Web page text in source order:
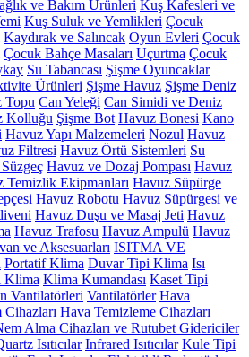
ve Bakım Ürünleri Kuş Kafesleri ve
Kuş Suluk ve Yemlikleri Çocuk
Kaydırak ve Salıncak Oyun Evleri Çocuk
Çocuk Bahçe Masaları Uçurtma Çocuk
Su Tabancası Şişme Oyuncaklar
Ürünleri Şişme Havuz Şişme Deniz
Topu Can Yeleği Can Simidi ve Deniz
Kolluğu Şişme Bot Havuz Bonesi Kano
Havuz Yapı Malzemeleri Nozul Havuz
Filtresi Havuz Örtü Sistemleri Su
Havuz ve Dozaj Pompası Havuz
Temizlik Ekipmanları Havuz Süpürge
Havuz Robotu Havuz Süpürgesi ve
Havuz Duşu ve Masaj Jeti Havuz
Havuz Trafosu Havuz Ampulü Havuz
ve Aksesuarları ISITMA VE
Portatif Klima Duvar Tipi Klima Isı
Klima Klima Kumandası Kaset Tipi
Vantilatörleri Vantilatörler Hava
Cihazları Hava Temizleme Cihazları
Alma Cihazları ve Rutubet Gidericiler
Isıtıcılar Infrared Isıtıcılar Kule Tipi